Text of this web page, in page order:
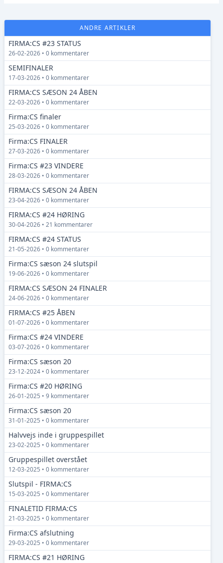
ANDRE ARTIKLER
FIRMA:CS #23 STATUS
26-02-2026 • 0 kommentarer
SEMIFINALER
17-03-2026 • 0 kommentarer
FIRMA:CS SÆSON 24 ÅBEN
22-03-2026 • 0 kommentarer
Firma:CS finaler
25-03-2026 • 0 kommentarer
Firma:CS FINALER
27-03-2026 • 0 kommentarer
Firma:CS #23 VINDERE
28-03-2026 • 0 kommentarer
FIRMA:CS SÆSON 24 ÅBEN
23-04-2026 • 0 kommentarer
FIRMA:CS #24 HØRING
30-04-2026 • 21 kommentarer
FIRMA:CS #24 STATUS
21-05-2026 • 0 kommentarer
Firma:CS sæson 24 slutspil
19-06-2026 • 0 kommentarer
FIRMA:CS SÆSON 24 FINALER
24-06-2026 • 0 kommentarer
FIRMA:CS #25 ÅBEN
01-07-2026 • 0 kommentarer
Firma:CS #24 VINDERE
03-07-2026 • 0 kommentarer
Firma:CS sæson 20
23-12-2024 • 0 kommentarer
Firma:CS #20 HØRING
26-01-2025 • 9 kommentarer
Firma:CS sæson 20
31-01-2025 • 0 kommentarer
Halvvejs inde i gruppespillet
23-02-2025 • 0 kommentarer
Gruppespillet overstået
12-03-2025 • 0 kommentarer
Slutspil - FIRMA:CS
15-03-2025 • 0 kommentarer
FINALETID FIRMA:CS
21-03-2025 • 0 kommentarer
Firma:CS afslutning
29-03-2025 • 0 kommentarer
FIRMA:CS #21 HØRING